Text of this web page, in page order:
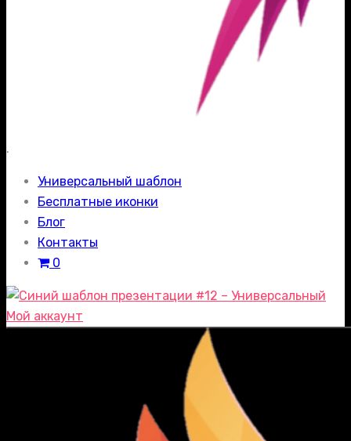
.
Универсальный шаблон
Бесплатные иконки
Блог
Контакты
0
Мой аккаунт